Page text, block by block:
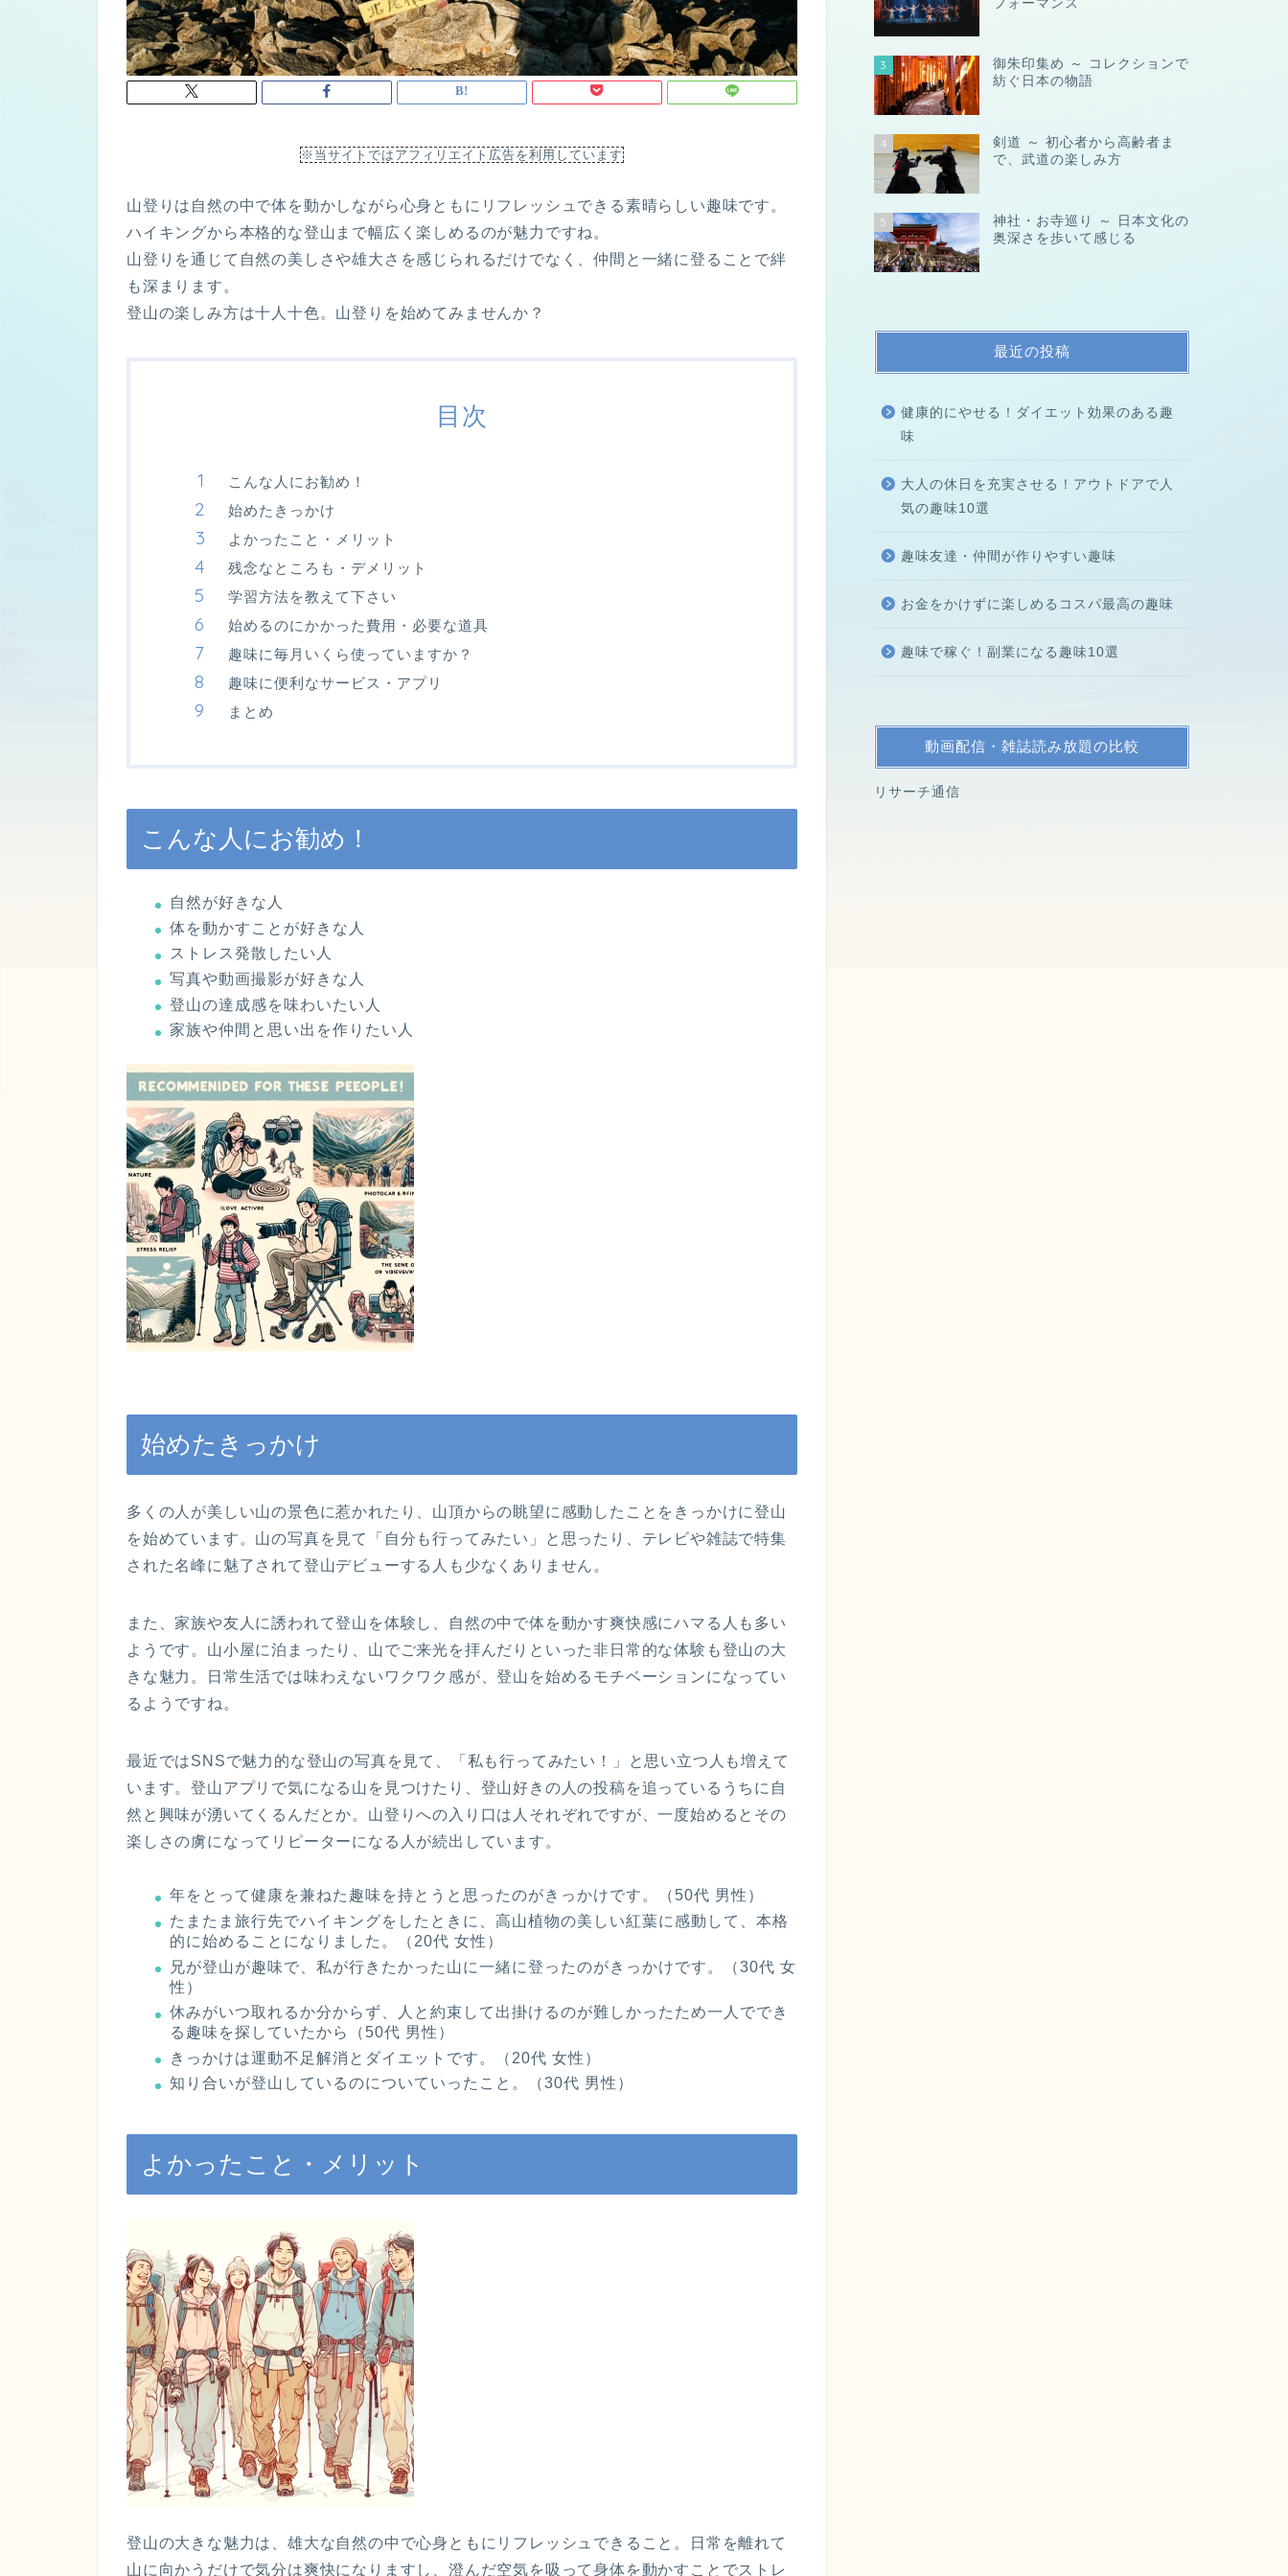
※当サイトではアフィリエイト広告を利用しています
山登りは自然の中で体を動かしながら心身ともにリフレッシュできる素晴らしい趣味です。
ハイキングから本格的な登山まで幅広く楽しめるのが魅力ですね。
山登りを通じて自然の美しさや雄大さを感じられるだけでなく、仲間と一緒に登ることで絆
も深まります。
登山の楽しみ方は十人十色。山登りを始めてみませんか？
目次
こんな人にお勧め！
始めたきっかけ
よかったこと・メリット
残念なところも・デメリット
学習方法を教えて下さい
始めるのにかかった費用・必要な道具
趣味に毎月いくら使っていますか？
趣味に便利なサービス・アプリ
まとめ
こんな人にお勧め！
自然が好きな人
体を動かすことが好きな人
ストレス発散したい人
写真や動画撮影が好きな人
登山の達成感を味わいたい人
家族や仲間と思い出を作りたい人
始めたきっかけ
多くの人が美しい山の景色に惹かれたり、山頂からの眺望に感動したことをきっかけに登山
を始めています。山の写真を見て「自分も行ってみたい」と思ったり、テレビや雑誌で特集
された名峰に魅了されて登山デビューする人も少なくありません。
また、家族や友人に誘われて登山を体験し、自然の中で体を動かす爽快感にハマる人も多い
ようです。山小屋に泊まったり、山でご来光を拝んだりといった非日常的な体験も登山の大
きな魅力。日常生活では味わえないワクワク感が、登山を始めるモチベーションになってい
るようですね。
最近ではSNSで魅力的な登山の写真を見て、「私も行ってみたい！」と思い立つ人も増えて
います。登山アプリで気になる山を見つけたり、登山好きの人の投稿を追っているうちに自
然と興味が湧いてくるんだとか。山登りへの入り口は人それぞれですが、一度始めるとその
楽しさの虜になってリピーターになる人が続出しています。
年をとって健康を兼ねた趣味を持とうと思ったのがきっかけです。（50代 男性）
たまたま旅行先でハイキングをしたときに、高山植物の美しい紅葉に感動して、本格
的に始めることになりました。（20代 女性）
兄が登山が趣味で、私が行きたかった山に一緒に登ったのがきっかけです。（30代 女
性）
休みがいつ取れるか分からず、人と約束して出掛けるのが難しかったため一人ででき
る趣味を探していたから（50代 男性）
きっかけは運動不足解消とダイエットです。（20代 女性）
知り合いが登山しているのについていったこと。（30代 男性）
よかったこと・メリット
登山の大きな魅力は、雄大な自然の中で心身ともにリフレッシュできること。日常を離れて
山に向かうだけで気分は爽快になりますし、澄んだ空気を吸って身体を動かすことでストレ
フォーマンス
3
御朱印集め ～ コレクションで
紡ぐ日本の物語
4
剣道 ～ 初心者から高齢者ま
で、武道の楽しみ方
5
神社・お寺巡り ～ 日本文化の
奥深さを歩いて感じる
最近の投稿
健康的にやせる！ダイエット効果のある趣
味
大人の休日を充実させる！アウトドアで人
気の趣味10選
趣味友達・仲間が作りやすい趣味
お金をかけずに楽しめるコスパ最高の趣味
趣味で稼ぐ！副業になる趣味10選
動画配信・雑誌読み放題の比較
リサーチ通信